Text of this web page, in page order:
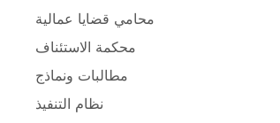
محامي قضايا عمالية
محكمة الاستئناف
مطالبات ونماذج
نظام التنفيذ